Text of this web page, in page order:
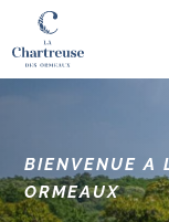
BIENVENUE A
ORMEAUX